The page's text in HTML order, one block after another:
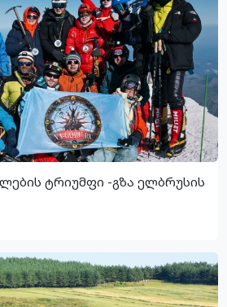
ტრიუმფი -გზა ელბრუსის